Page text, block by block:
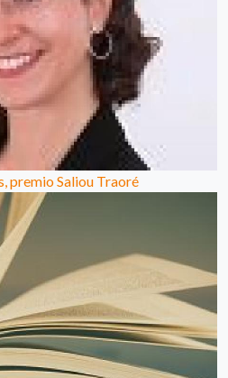
premio Saliou Traoré